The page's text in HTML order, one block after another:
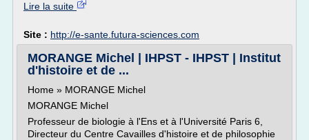
Lire la suite
Site : http://e-sante.futura-sciences.com
MORANGE Michel | IHPST - IHPST | Institut
d'histoire et de ...
Home » MORANGE Michel
MORANGE Michel
Professeur de biologie à l'Ens et à l'Université Paris 6,
Directeur du Centre Cavailles d'histoire et de philosophie